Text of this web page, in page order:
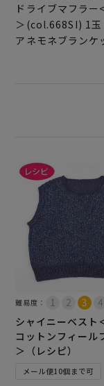
ドライブマフラ
＞(col.668SI) 1玉
アネモネブランケ
難易度：
シャイニーベスト
コットンフィール
＞（レシピ）
メール便10個まで可